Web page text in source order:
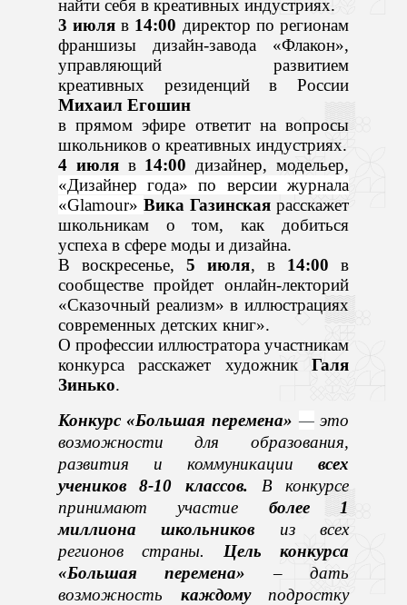
найти себя в креативных индустриях.
3 июля в 14:00 директор по регионам
франшизы дизайн-завода «Флакон»,
управляющий развитием
креативных резиденций в России
Михаил Егошин
в прямом эфире ответит на вопросы
школьников о креативных индустриях.
4 июляв 14:00 дизайнер, модельер,
«Дизайнер года» по версии журнала
«Glamour» Вика Газинскаярасскажет
школьникам о том, как добиться
успеха в сфере моды и дизайна.
В воскресенье,5 июля, в 14:00 в
сообществе пройдет онлайн-лекторий
«Сказочный реализм» в иллюстрациях
современных детских книг».
О профессии иллюстратора участникам
конкурса расскажет художникГаля
Зинько.
Конкурс «Большая перемена» —это
возможности для образования,
развития и коммуникациивсех
учеников 8-10 классов.
В конкурсе
принимают участие более 1
миллиона школьников из всех
регионов страны. Цель конкурса
«Большая перемена»– дать
возможность каждому подростку